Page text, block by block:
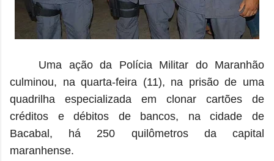
Uma ação da Polícia Militar do Maranhão
culminou, na quarta-feira (11), na prisão de uma
quadrilha especializada em clonar cartões de
créditos e débitos de bancos, na cidade de
Bacabal, há 250 quilômetros da capital
maranhense.